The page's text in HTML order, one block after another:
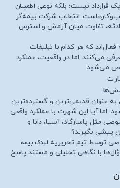
قرارداد نیست؛ بلکه نوعی اطمینان
انتخاب شرکت بیمه‌گر
تفاوت میان آرامش و استرس
۳۰ شرکت بیمه فعال‌اند که هر کدام با تبلیغات
می‌کنند. اما در واقعیت، عملکرد
می‌شود:
به عنوان قدیمی‌ترین و گسترده‌ترین
اما آیا این شهرت با عملکرد واقعی
مثل پاسارگاد، آسیا، دانا و
پیشی بگیرند؟
توسط تیم تحریریه لینک بیمه
با نگاهی تحلیلی و مستند پاسخ